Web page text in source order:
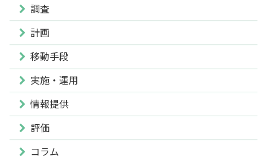
調査
計画
移動手段
実施・運用
情報提供
評価
コラム